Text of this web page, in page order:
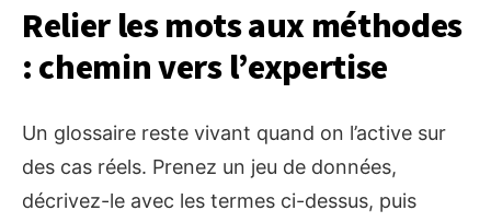
Relier les mots aux méthodes
: chemin vers l’expertise
Un glossaire reste vivant quand on l’active sur
des cas réels. Prenez un jeu de données,
décrivez-le avec les termes ci-dessus, puis